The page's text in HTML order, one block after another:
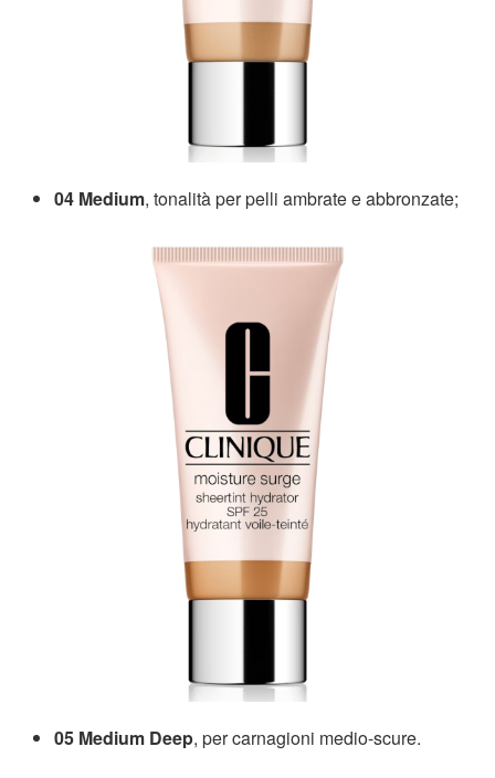
04 Medium, tonalità per pelli ambrate e abbronzate;
05 Medium Deep, per carnagioni medio-scure.